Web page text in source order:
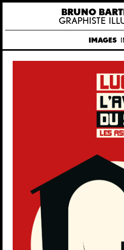
BRUNO
GRAPHISTE
IMAGES